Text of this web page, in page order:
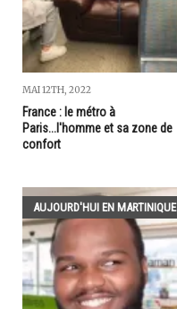
MAI 12TH, 2022
France : le métro à
Paris...l'homme et sa zone de
confort
AUJOURD'HUI EN MARTINIQUE